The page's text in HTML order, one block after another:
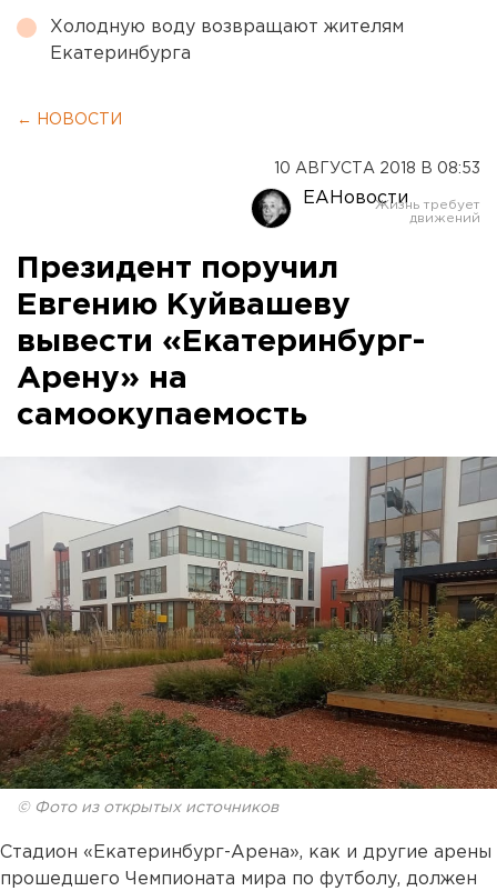
Холодную воду возвращают жителям
Екатеринбурга
← НОВОСТИ
10 АВГУСТА 2018 В 08:53
ЕАНовости
Президент поручил
Евгению Куйвашеву
вывести «Екатеринбург-
Арену» на
самоокупаемость
© Фото из открытых источников
Стадион «Екатеринбург-Арена», как и другие арены
прошедшего Чемпионата мира по футболу, должен